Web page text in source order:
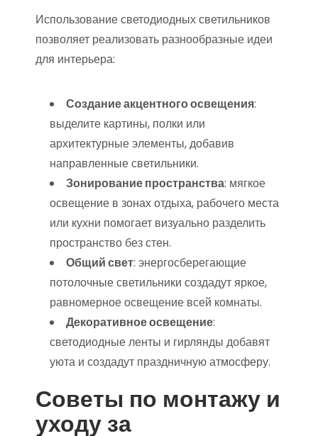
Использование светодиодных светильников
позволяет реализовать разнообразные идеи
для интерьера:
Создание акцентного освещения:
выделите картины, полки или
архитектурные элементы, добавив
направленные светильники.
Зонирование пространства: мягкое
освещение в зонах отдыха, рабочего места
или кухни помогает визуально разделить
пространство без стен.
Общий свет: энергосберегающие
потолочные светильники создадут яркое,
равномерное освещение всей комнаты.
Декоративное освещение:
светодиодные ленты и гирлянды добавят
уюта и создадут праздничную атмосферу.
Советы по монтажу и
уходу за